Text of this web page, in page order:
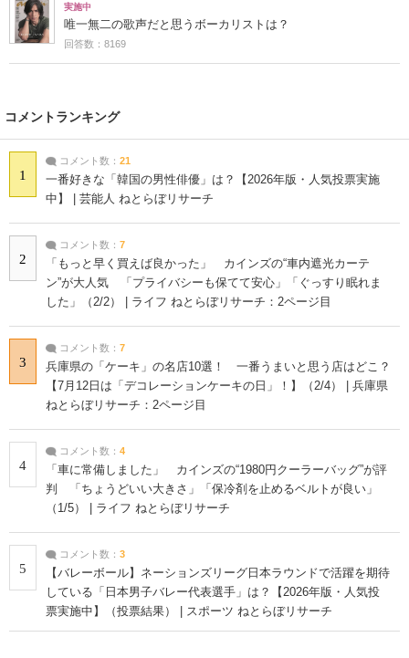
実施中
唯一無二の歌声だと思うボーカリストは？
回答数：8169
コメントランキング
1
コメント数： 21
一番好きな「韓国の男性俳優」は？【2026年版・人気投票実施
中】 | 芸能人 ねとらぼリサーチ
2
コメント数： 7
「もっと早く買えば良かった」 カインズの“車内遮光カーテ
ン”が大人気 「プライバシーも保てて安心」「ぐっすり眠れま
した」（2/2） | ライフ ねとらぼリサーチ：2ページ目
3
コメント数： 7
兵庫県の「ケーキ」の名店10選！ 一番うまいと思う店はどこ？
【7月12日は「デコレーションケーキの日」！】（2/4） | 兵庫県
ねとらぼリサーチ：2ページ目
4
コメント数： 4
「車に常備しました」 カインズの“1980円クーラーバッグ”が評
判 「ちょうどいい大きさ」「保冷剤を止めるベルトが良い」
（1/5） | ライフ ねとらぼリサーチ
5
コメント数： 3
【バレーボール】ネーションズリーグ日本ラウンドで活躍を期待
している「日本男子バレー代表選手」は？【2026年版・人気投
票実施中】（投票結果） | スポーツ ねとらぼリサーチ